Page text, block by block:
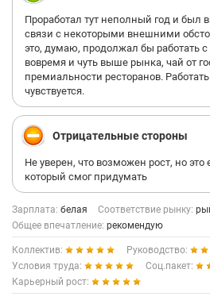
Проработал тут неполный год и был
связи с некоторыми внешними
это, думаю, продолжал бы работать
вовремя и чуть выше рынка, чай от
премиальности ресторанов.
чувствуется.
Отрицательные стороны
Не уверен, что возможен рост, но
который смог придумать
Зарплата: белая Соответствие рынку:
Общее впечатление: рекомендую
Коллектив:
Руководство:
Условия труда:
Соц.пакет:
Карьерный рост: